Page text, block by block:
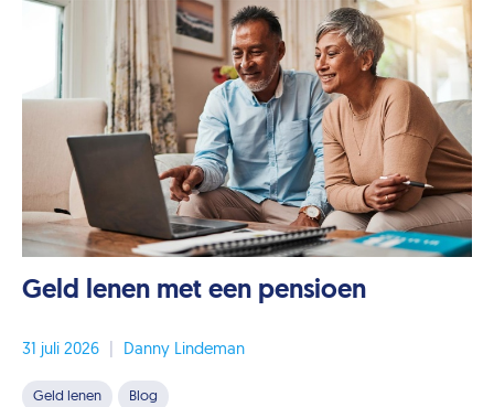
Geld lenen met een pensioen
31 juli 2026 Danny Lindeman
Geld lenen Blog